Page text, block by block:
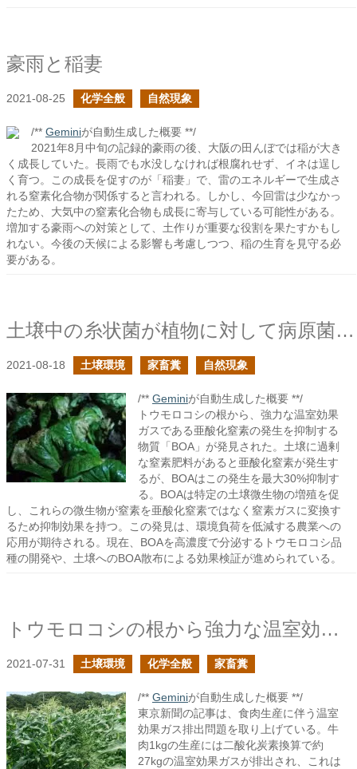
豪雨と稲妻
2021-08-25 化学全般 自然現象
/** Geminiが自動生成した概要 **/
2021年8月中旬の記録的豪雨の後、大阪の田んぼでは稲が大き
く成長していた。長雨でも水没しなければ根腐れせず、イネは逞し
く育つ。この成長を促すのが「稲妻」で、雷のエネルギーで生成さ
れる窒素化合物が関係すると言われる。しかし、今回雷は少なかっ
たため、大気中の窒素化合物も成長に寄与している可能性がある。
増加する豪雨への対策として、土作りが重要な役割を果たすかもし
れない。今後の天候による影響も考慮しつつ、稲の生育を見守る必
要がある。
土壌中の糸状菌が植物に対して病原菌となるか共生菌となるか？は施肥次第
2021-08-18 土壌環境 家畜糞 自然現象
/** Geminiが自動生成した概要 **/
トウモロコシの根から、強力な温室効果
ガスである亜酸化窒素の発生を抑制する
物質「BOA」が発見された。土壌に過剰
な窒素肥料があると亜酸化窒素が発生す
るが、BOAはこの発生を最大30%抑制す
る。BOAは特定の土壌微生物の増殖を促
し、これらの微生物が窒素を亜酸化窒素ではなく窒素ガスに変換す
るため抑制効果を持つ。この発見は、環境負荷を低減する農業への
応用が期待される。現在、BOAを高濃度で分泌するトウモロコシ品
種の開発や、土壌へのBOA散布による効果検証が進められている。
トウモロコシの根から強力な温室効果ガスの発生を抑える物質が発見された
2021-07-31 土壌環境 化学全般 家畜糞
/** Geminiが自動生成した概要 **/
東京新聞の記事は、食肉生産に伴う温室
効果ガス排出問題を取り上げている。牛
肉1kgの生産には二酸化炭素換算で約
27kgの温室効果ガスが排出され、これは